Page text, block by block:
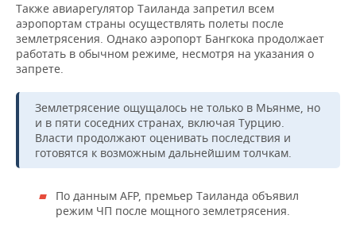
Также авиарегулятор Таиланда запретил всем
аэропортам страны осуществлять полеты после
землетрясения. Однако аэропорт Бангкока продолжает
работать в обычном режиме, несмотря на указания о
запрете.
Землетрясение ощущалось не только в Мьянме, но
и в пяти соседних странах, включая Турцию.
Власти продолжают оценивать последствия и
готовятся к возможным дальнейшим толчкам.
По данным AFP, премьер Таиланда объявил
режим ЧП после мощного землетрясения.